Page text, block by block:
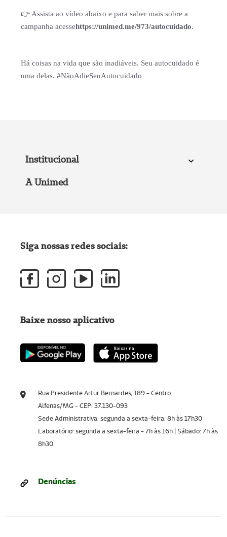
👉 Assista ao vídeo abaixo e para saber mais sobre a
campanha acessehttps://unimed.me/973/autocuidado.
Há coisas na vida que são inadiáveis. Seu autocuidado é
uma delas. #NãoAdieSeuAutocuidado
Institucional
A Unimed
Rua Presidente Artur Bernardes, 189 - Centro
Alfenas/MG - CEP: 37.130-093
Sede Administrativa: segunda a sexta-feira: 8h às 17h30
Laboratório: segunda a sexta-feira - 7h às 16h | Sábado: 7h às
8h30
Denúncias
Siga nossas redes sociais:
Baixe nosso aplicativo